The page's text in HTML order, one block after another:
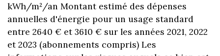
kWh/m²/an Montant estimé des dépenses
annuelles d'énergie pour un usage standard
entre 2640 € et 3610 € sur les années 2021, 2022
et 2023 (abonnements compris) Les